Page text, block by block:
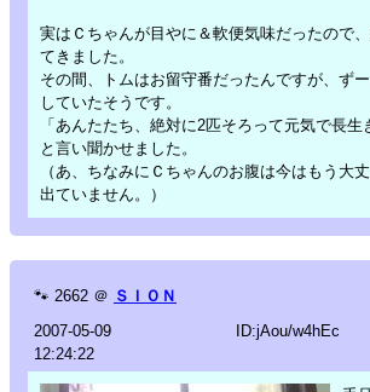
実はＣちゃんが目やに＆軟便気味だったので
てきました。
その間、トムはお留守番だったんですが、ず
していたそうです。
「あんたたち、絶対に2匹そろって元気で長生
と言い聞かせました。
（あ、ちなみにＣちゃんのお腹は今はもう大
出ていません。）
🐾 2662 ＠ ＳＩＯＮ
2007-05-09
12:24:22
ID:jAou/w4hEc